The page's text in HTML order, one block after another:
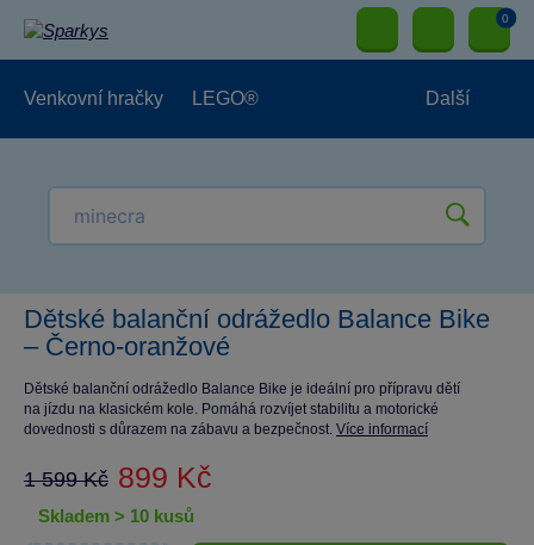
0
Venkovní hračky LEGO® Další
Dětské balanční odrážedlo Balance Bike
– Černo-oranžové
Dětské balanční odrážedlo Balance Bike je ideální pro přípravu dětí
na jízdu na klasickém kole. Pomáhá rozvíjet stabilitu a motorické
dovednosti s důrazem na zábavu a bezpečnost. Více informací
1 599 Kč 899 Kč
skladem > 10 kusů